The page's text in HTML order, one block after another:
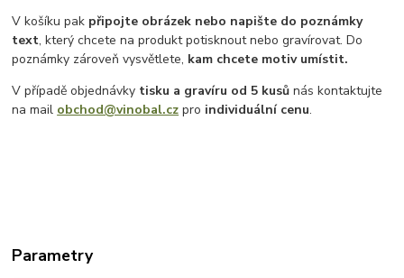
V košíku pak připojte obrázek nebo napište do poznámky
text, který chcete na produkt potisknout nebo gravírovat. Do
poznámky zároveň vysvětlete, kam chcete motiv umístit.
V případě objednávky tisku a gravíru od 5 kusů nás kontaktujte
na mail obchod@vinobal.cz pro individuální cenu.
Parametry